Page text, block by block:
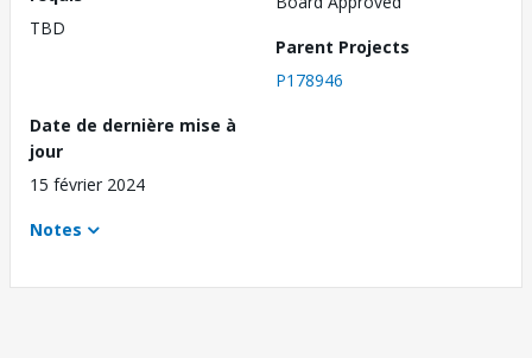
TBD
Parent Projects
P178946
Date de dernière mise à
jour
15 février 2024
Notes